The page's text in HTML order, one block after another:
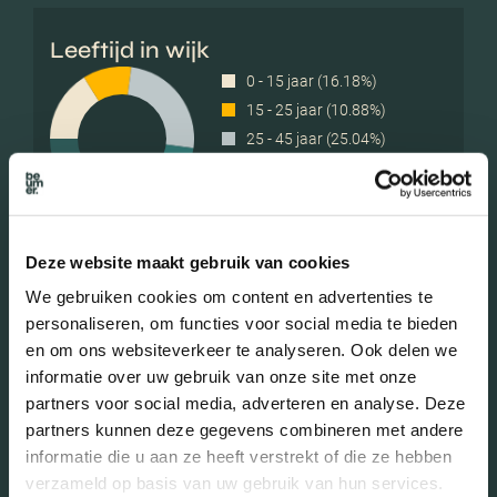
Deze website maakt gebruik van cookies
We gebruiken cookies om content en advertenties te
personaliseren, om functies voor social media te bieden
en om ons websiteverkeer te analyseren. Ook delen we
informatie over uw gebruik van onze site met onze
partners voor social media, adverteren en analyse. Deze
partners kunnen deze gegevens combineren met andere
informatie die u aan ze heeft verstrekt of die ze hebben
verzameld op basis van uw gebruik van hun services.
Leeftijd in wijk
0 - 15 jaar (16.18%)
15 - 25 jaar (10.88%)
25 - 45 jaar (25.04%)
45 - 65 jaar (31.99%)
Geslacht
Mannen (49.23%)
Vrouwen (50.77%)